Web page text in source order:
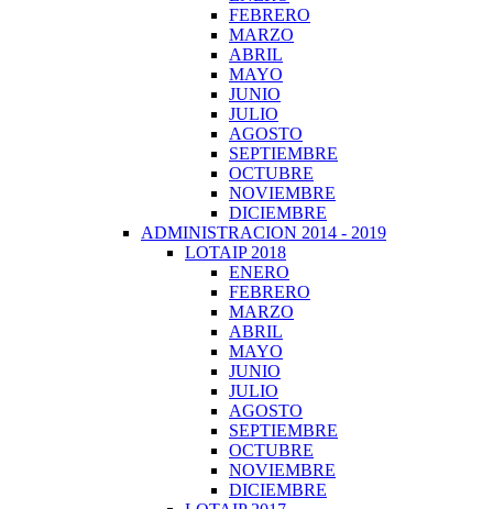
FEBRERO
MARZO
ABRIL
MAYO
JUNIO
JULIO
AGOSTO
SEPTIEMBRE
OCTUBRE
NOVIEMBRE
DICIEMBRE
ADMINISTRACION 2014 - 2019
LOTAIP 2018
ENERO
FEBRERO
MARZO
ABRIL
MAYO
JUNIO
JULIO
AGOSTO
SEPTIEMBRE
OCTUBRE
NOVIEMBRE
DICIEMBRE